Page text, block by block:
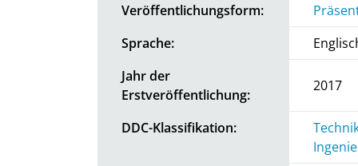
Veröffentlichungsform:
Sprache:
Jahr der
Erstveröffentlichung:
2017
DDC-Klassifikation: